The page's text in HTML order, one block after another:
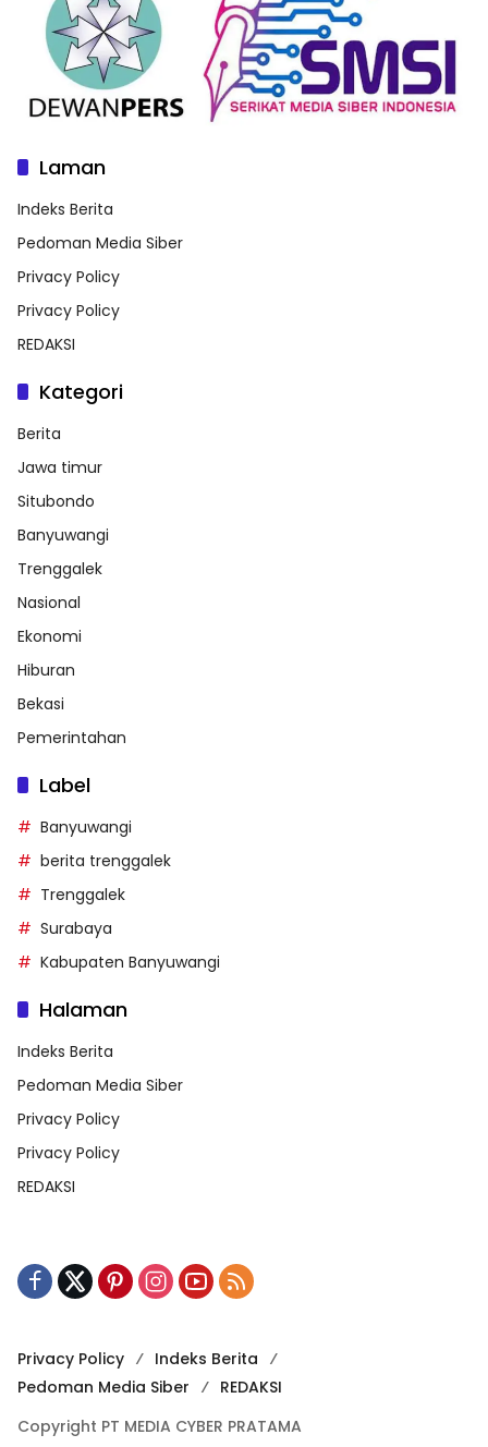
Laman
Indeks Berita
Pedoman Media Siber
Privacy Policy
Privacy Policy
REDAKSI
Kategori
Berita
Jawa timur
Situbondo
Banyuwangi
Trenggalek
Nasional
Ekonomi
Hiburan
Bekasi
Pemerintahan
Label
Banyuwangi
berita trenggalek
Trenggalek
Surabaya
Kabupaten Banyuwangi
Halaman
Indeks Berita
Pedoman Media Siber
Privacy Policy
Privacy Policy
REDAKSI
Privacy Policy
Indeks Berita
Pedoman Media Siber
REDAKSI
Copyright PT MEDIA CYBER PRATAMA